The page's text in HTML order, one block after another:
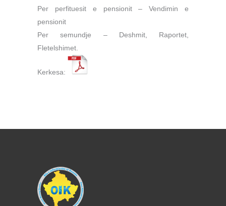
Per perfituesit e pensionit – Vendimin e
pensionit
Per semundje – Deshmit, Raportet,
Fletelshimet.
Kerkesa: